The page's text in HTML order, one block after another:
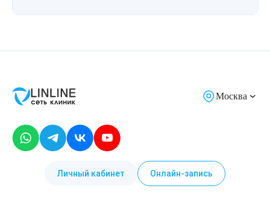
Москва
Личный кабинет Онлайн-запись